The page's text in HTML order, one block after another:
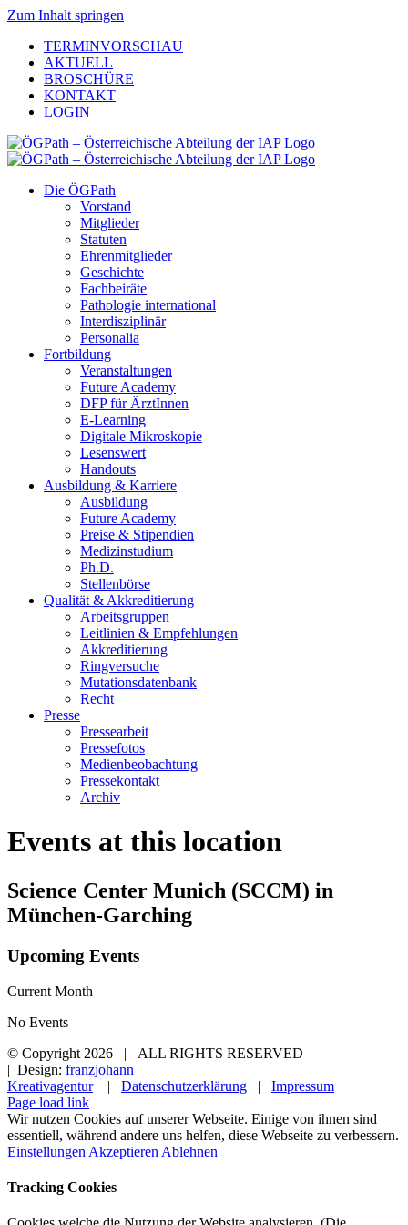
Zum Inhalt springen
TERMINVORSCHAU
AKTUELL
BROSCHÜRE
KONTAKT
LOGIN
Die ÖGPath
Vorstand
Mitglieder
Statuten
Ehrenmitglieder
Geschichte
Fachbeiräte
Pathologie international
Interdisziplinär
Personalia
Fortbildung
Veranstaltungen
Future Academy
DFP für ÄrztInnen
E-Learning
Digitale Mikroskopie
Lesenswert
Handouts
Ausbildung & Karriere
Ausbildung
Future Academy
Preise & Stipendien
Medizinstudium
Ph.D.
Stellenbörse
Qualität & Akkreditierung
Arbeitsgruppen
Leitlinien & Empfehlungen
Akkreditierung
Ringversuche
Mutationsdatenbank
Recht
Presse
Pressearbeit
Pressefotos
Medienbeobachtung
Pressekontakt
Archiv
Events at this location
Science Center Munich (SCCM) in
München-Garching
Upcoming Events
Current Month
No Events
© Copyright 2026 | ALL RIGHTS RESERVED
| Design: franzjohann
Kreativagentur| Datenschutzerklärung | Impressum
Page load link
Wir nutzen Cookies auf unserer Webseite. Einige von ihnen sind
essentiell, während andere uns helfen, diese Webseite zu verbessern.
Einstellungen Akzeptieren Ablehnen
Tracking Cookies